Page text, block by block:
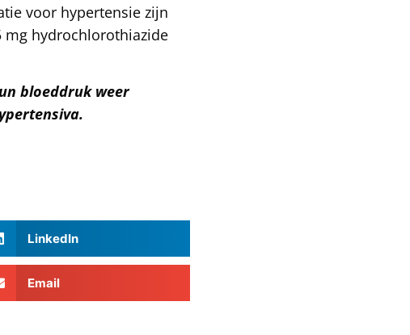
voor hypertensie zijn
mg hydrochlorothiazide
bloeddruk weer
LinkedIn
Email